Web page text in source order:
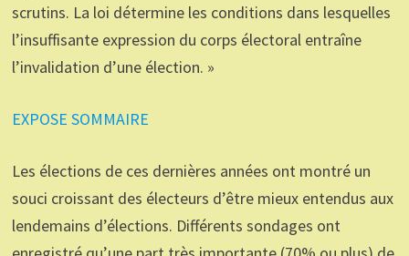
scrutins. La loi détermine les conditions dans lesquelles
l’insuffisante expression du corps électoral entraîne
l’invalidation d’une élection. »
EXPOSE SOMMAIRE
Les élections de ces dernières années ont montré un
souci croissant des électeurs d’être mieux entendus aux
lendemains d’élections. Différents sondages ont